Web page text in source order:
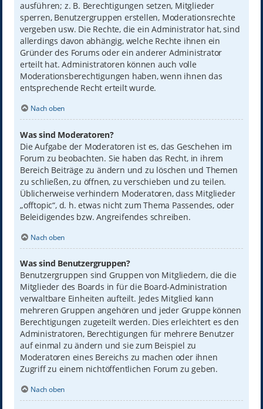
ausführen; z. B. Berechtigungen setzen, Mitglieder
sperren, Benutzergruppen erstellen, Moderationsrechte
vergeben usw. Die Rechte, die ein Administrator hat, sind
allerdings davon abhängig, welche Rechte ihnen ein
Gründer des Forums oder ein anderer Administrator
erteilt hat. Administratoren können auch volle
Moderationsberechtigungen haben, wenn ihnen das
entsprechende Recht erteilt wurde.
Nach oben
Was sind Moderatoren?
Die Aufgabe der Moderatoren ist es, das Geschehen im
Forum zu beobachten. Sie haben das Recht, in ihrem
Bereich Beiträge zu ändern und zu löschen und Themen
zu schließen, zu öffnen, zu verschieben und zu teilen.
Üblicherweise verhindern Moderatoren, dass Mitglieder
„offtopic“, d. h. etwas nicht zum Thema Passendes, oder
Beleidigendes bzw. Angreifendes schreiben.
Nach oben
Was sind Benutzergruppen?
Benutzergruppen sind Gruppen von Mitgliedern, die die
Mitglieder des Boards in für die Board-Administration
verwaltbare Einheiten aufteilt. Jedes Mitglied kann
mehreren Gruppen angehören und jeder Gruppe können
Berechtigungen zugeteilt werden. Dies erleichtert es den
Administratoren, Berechtigungen für mehrere Benutzer
auf einmal zu ändern und sie zum Beispiel zu
Moderatoren eines Bereichs zu machen oder ihnen
Zugriff zu einem nichtöffentlichen Forum zu geben.
Nach oben